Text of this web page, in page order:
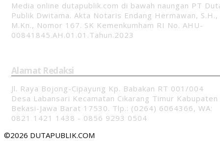
Media online dutapublik.com di bawah naungan PT
Publik Dwitama. Akta Notaris Endang Hermawan, S.H.,
M.Kn., Nomor 167. SK Kemenkumham RI No. AHU-
00841845.AH.01.01.Tahun.2023
Alamat Redaksi
Jl. Raya Bojong-Cipayung Kp. Babakan RT 001/004
Desa Labansari Kecamatan Cikarang Timur Kabupaten
Bekasi-Jawa Barat 17530. Tlp.: (0264) 6064366, WA:
0821 1421 1438 - 0856 9293 0504
©2026 DUTAPUBLIK.COM